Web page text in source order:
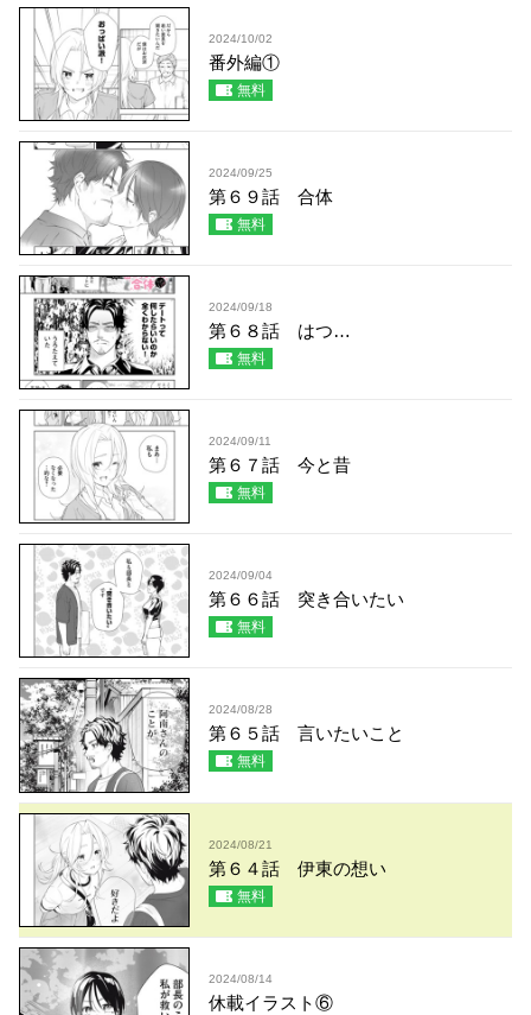
2024/10/02
番外編①
無料
2024/09/25
第６９話 合体
無料
2024/09/18
第６８話 はつ…
無料
2024/09/11
第６７話 今と昔
無料
2024/09/04
第６６話 突き合いたい
無料
2024/08/28
第６５話 言いたいこと
無料
2024/08/21
第６４話 伊東の想い
無料
2024/08/14
休載イラスト⑥